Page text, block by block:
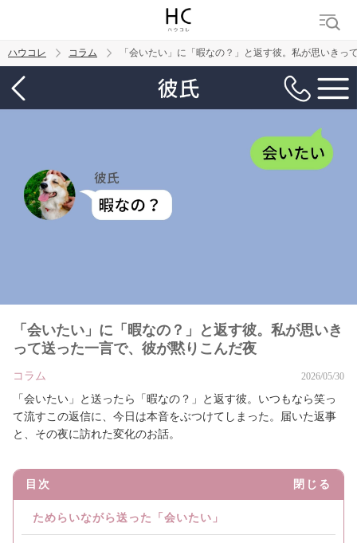
ハウコレ コラム 「会いたい」に「暇なの？」と返す彼。私が思いきっ
「会いたい」に「暇なの？」と返す彼。私が思いき
って送った一言で、彼が黙りこんだ夜
コラム 2026/05/30
「会いたい」と送ったら「暇なの？」と返す彼。いつもなら笑っ
て流すこの返信に、今日は本音をぶつけてしまった。届いた返事
と、その夜に訪れた変化のお話。
目次 閉じる
ためらいながら送った「会いたい」